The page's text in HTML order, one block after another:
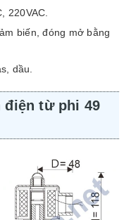
220VAC.
biến, đóng mở bằng
dầu.
điện từ phi 49